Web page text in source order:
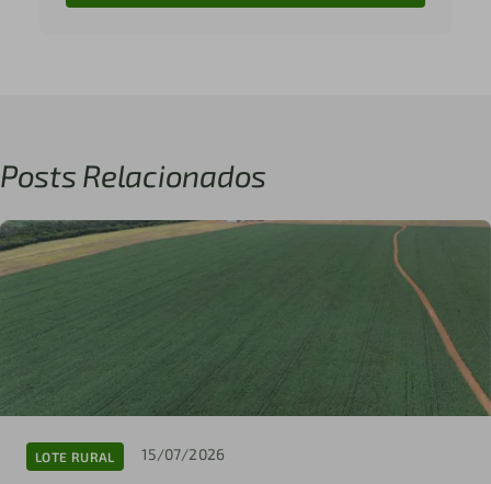
Posts Relacionados
LOTE RURAL 15/07/2026